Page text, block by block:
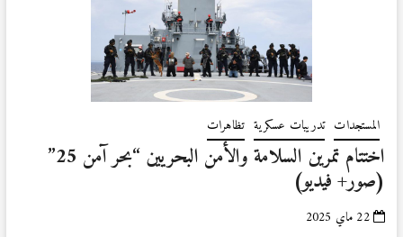
المستجدات تدريبات عسكرية تظاهرات
اختتام تمرين السلامة والأمن البحريين “بحر آمن 25”
(صور+ فيديو)
22 ماي 2025